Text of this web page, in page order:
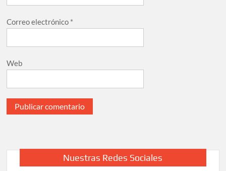
Correo electrónico *
Web
Nuestras Redes Sociales